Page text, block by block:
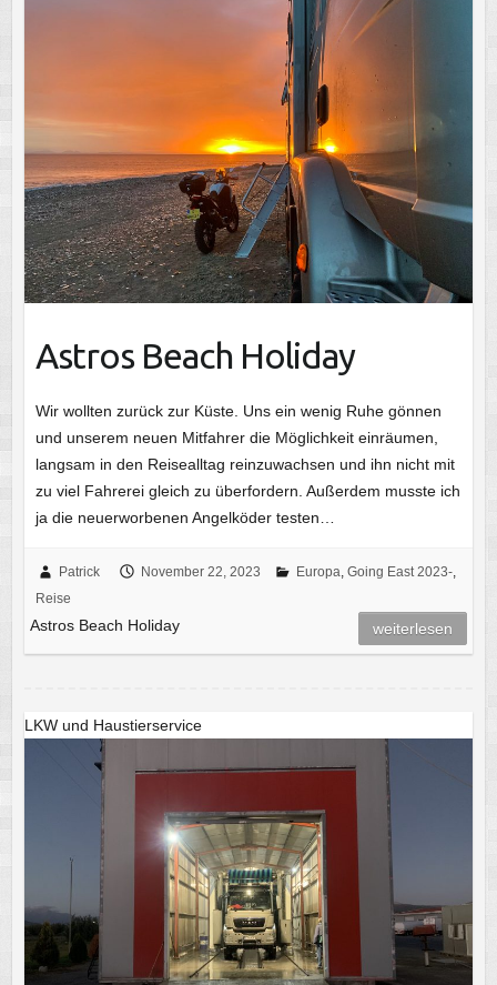
Astros Beach Holiday
Wir wollten zurück zur Küste. Uns ein wenig Ruhe gönnen
und unserem neuen Mitfahrer die Möglichkeit einräumen,
langsam in den Reisealltag reinzuwachsen und ihn nicht mit
zu viel Fahrerei gleich zu überfordern. Außerdem musste ich
ja die neuerworbenen Angelköder testen…
Patrick November 22, 2023 Europa, Going East 2023-,
Reise
Astros Beach Holiday weiterlesen
LKW und Haustierservice